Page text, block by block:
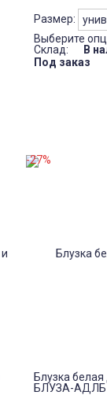
Размер:
Выберите
Склад:
В
Под заказ
Блузка
БЛУЗА-АДЛБ
-27%